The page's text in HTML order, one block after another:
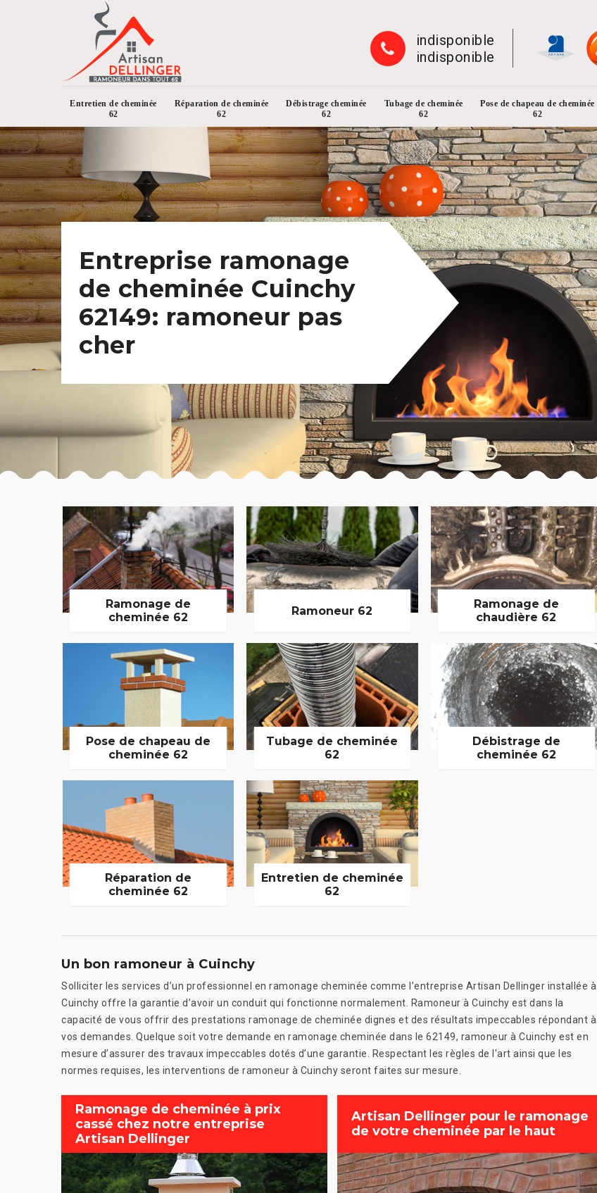
indisponible
indisponible
Entretien de cheminée
62
Réparation de cheminée
62
Débistrage cheminée
62
Tubage de cheminée
62
Pose de chapeau de cheminée
62
Entreprise ramonage
de cheminée Cuinchy
62149: ramoneur pas
cher
Ramonage de
cheminée 62
Ramoneur 62
Ramonage de
chaudière 62
Pose de chapeau de
cheminée 62
Tubage de cheminée
62
Débistrage de
cheminée 62
Réparation de
cheminée 62
Entretien de cheminée
62
Un bon ramoneur à Cuinchy
Solliciter les services d’un professionnel en ramonage cheminée comme l’entreprise Artisan Dellinger installée à
Cuinchy offre la garantie d’avoir un conduit qui fonctionne normalement. Ramoneur à Cuinchy est dans la
capacité de vous offrir des prestations ramonage de cheminée dignes et des résultats impeccables répondant à
vos demandes. Quelque soit votre demande en ramonage cheminée dans le 62149, ramoneur à Cuinchy est en
mesure d’assurer des travaux impeccables dotés d’une garantie. Respectant les règles de l'art ainsi que les
normes requises, les interventions de ramoneur à Cuinchy seront faites sur mesure.
Ramonage de cheminée à prix
cassé chez notre entreprise
Artisan Dellinger
Artisan Dellinger pour le ramonage
de votre cheminée par le haut